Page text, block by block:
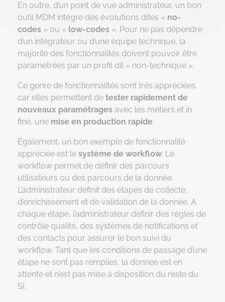
En outre, d’un point de vue administrateur, un bon
outil MDM intègre des évolutions dites « no-
codes » ou « low-codes ». Pour ne pas dépendre
d’un intégrateur ou d’une équipe technique, la
majorité des fonctionnalités doivent pouvoir être
paramétrées par un profil dit « non-technique ».
Ce genre de fonctionnalités sont très appréciées
car elles permettent de tester rapidement de
nouveaux paramétrages avec les métiers et in
fine, une mise en production rapide.
Également, un bon exemple de fonctionnalité
appréciée est le système de workflow. Le
workflow permet de définir des parcours
utilisateurs ou des parcours de la donnée.
L’administrateur définit des étapes de collecte,
d’enrichissement et de validation de la donnée. A
chaque étape, l’administrateur définir des règles de
contrôle qualité, des systèmes de notifications et
des contacts pour assurer le bon suivi du
workflow. Tant que les conditions de passage d’une
étape ne sont pas remplies, la donnée est en
attente et n’est pas mise à disposition du reste du
SI.